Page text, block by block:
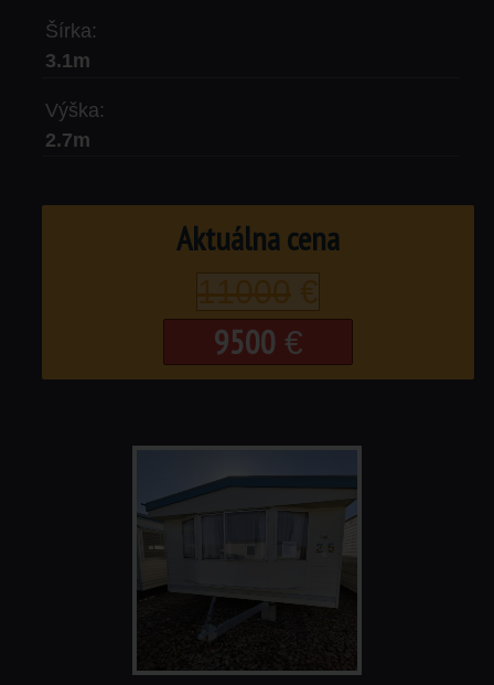
Šírka:
3.1m
Výška:
2.7m
Aktuálna cena
9500 €